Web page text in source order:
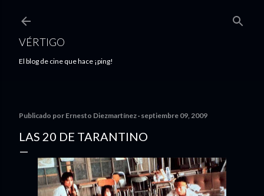
VÉRTIGO
El blog de cine que hace ¡ping!
Publicado por Ernesto Diezmartínez septiembre 09, 2009
LAS 20 DE TARANTINO